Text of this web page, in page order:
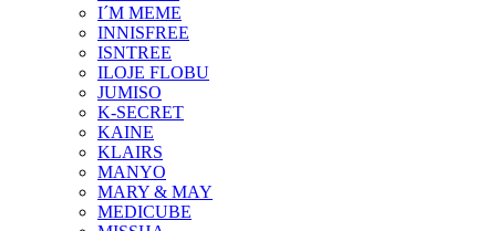
I´M MEME
INNISFREE
ISNTREE
ILOJE FLOBU
JUMISO
K-SECRET
KAINE
KLAIRS
MANYO
MARY & MAY
MEDICUBE